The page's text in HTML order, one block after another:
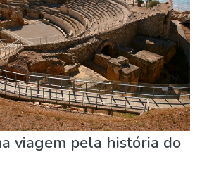
viagem pela história do